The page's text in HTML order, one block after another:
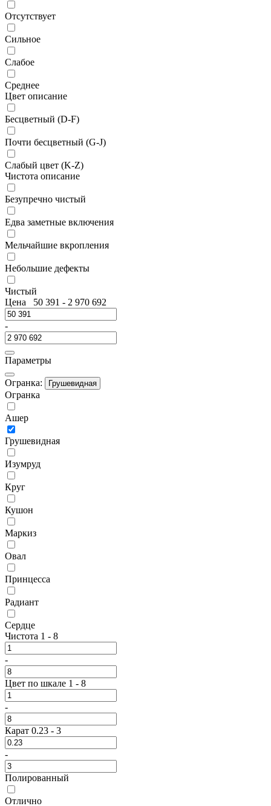
Отсутствует
Сильное
Слабое
Среднее
Цвет описание
Бесцветный (D-F)
Почти бесцветный (G-J)
Слабый цвет (K-Z)
Чистота описание
Безупречно чистый
Едва заметные включения
Мельчайшие вкропления
Небольшие дефекты
Чистый
Цена 50 391 - 2 970 692
-
Параметры
Огранка: Грушевидная
Огранка
Ашер
Грушевидная
Изумруд
Круг
Кушон
Маркиз
Овал
Принцесса
Радиант
Сердце
Чистота 1 - 8
-
Цвет по шкале 1 - 8
-
Карат 0.23 - 3
-
Полированный
Отлично